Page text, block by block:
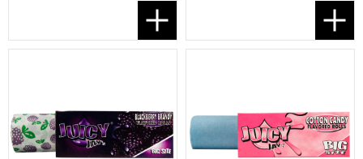
Lägg till i favoriter